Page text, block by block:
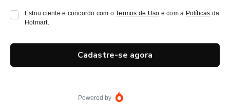
Estou ciente e concordo com oTermos de Uso e com a Políticas da
Hotmart.
Cadastre-se agora
Powered by